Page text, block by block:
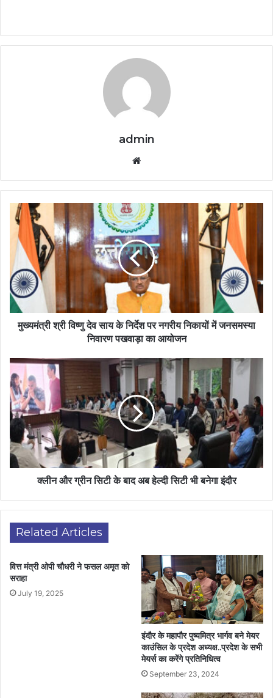
admin
मुख्यमंत्री श्री विष्णु देव साय के निर्देश पर नगरीय निकायों में जनसमस्या
निवारण पखवाड़ा का आयोजन
क्लीन और ग्रीन सिटी के बाद अब हेल्दी सिटी भी बनेगा इंदौर
Related Articles
वित्त मंत्री ओपी चौधरी ने फसल अमृत को
सराहा
July 19, 2025
इंदौर के महापौर पुष्यमित्र भार्गव बने मेयर
काउंसिल के प्रदेश अध्यक्ष..प्रदेश के सभी
मेयर्स का करेंगे प्रतिनिधित्व
September 23, 2024